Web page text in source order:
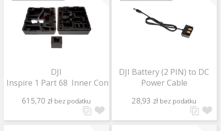
DJI
Inspire 1 Part 68 Inner Container for Inspire 1 Plastic
615,70 zł bez podatku
DJI Battery (2 PIN) to DC
Power Cable
28,93 zł bez podatku